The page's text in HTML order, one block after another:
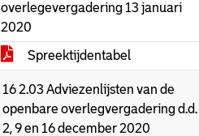
overlegevergadering 13 januari
2020
Spreektijdentabel
16 2.03 Adviezenlijsten van de
openbare overlegvergadering d.d.
2, 9 en 16 december 2020